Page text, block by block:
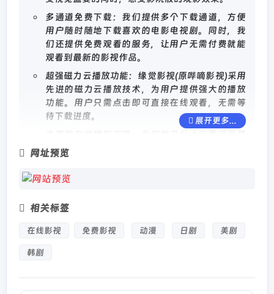
多通道免费下载：我们提供多个下载通道，方便
用户随时随地下载喜欢的电影电视剧。同时，我
们还提供免费观看的服务，让用户无需付费就能
观看到最新的影视作品。
超强磁力云播放功能：缘觉影视(原哔嘀影视)采用
先进的磁力云播放技术，为用户提供强大的播放
功能。用户只需点击即可直接在线观看，无需等
待下载进度。
的电影电视剧资源，涵盖了国产、欧美剧、韩
剧、日剧、国漫以及日漫等多种类型。只要是用
户需要的内容，我们都会尽力更新，满足您的观
快速更新的影视作品：缘觉影视(原哔嘀影视)每天
到最新的热门影视作品。无论是热门的国产剧、
展开更多...
网址预览
相关标签
在线影视 免费影视 动漫 日剧 美剧
韩剧